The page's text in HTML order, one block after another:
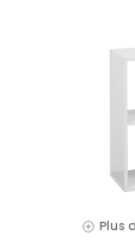
Plus